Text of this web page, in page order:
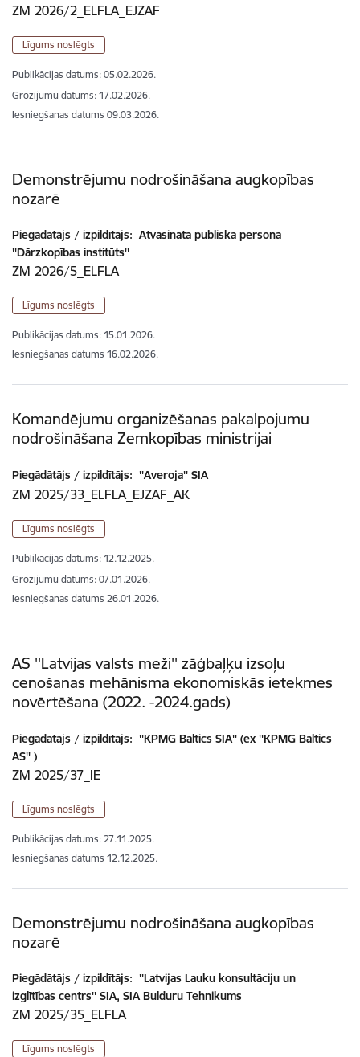
ZM 2026/2_ELFLA_EJZAF
Līgums noslēgts
Publikācijas datums: 05.02.2026.
Grozījumu datums: 17.02.2026.
Iesniegšanas datums 09.03.2026.
Demonstrējumu nodrošināšana augkopības
nozarē
Piegādātājs / izpildītājs: Atvasināta publiska persona
''Dārzkopības institūts''
ZM 2026/5_ELFLA
Līgums noslēgts
Publikācijas datums: 15.01.2026.
Iesniegšanas datums 16.02.2026.
Komandējumu organizēšanas pakalpojumu
nodrošināšana Zemkopības ministrijai
Piegādātājs / izpildītājs: ''Averoja'' SIA
ZM 2025/33_ELFLA_EJZAF_AK
Līgums noslēgts
Publikācijas datums: 12.12.2025.
Grozījumu datums: 07.01.2026.
Iesniegšanas datums 26.01.2026.
AS ''Latvijas valsts meži'' zāģbaļķu izsoļu
cenošanas mehānisma ekonomiskās ietekmes
novērtēšana (2022. -2024.gads)
Piegādātājs / izpildītājs: ''KPMG Baltics SIA'' (ex ''KPMG Baltics
AS'' )
ZM 2025/37_IE
Līgums noslēgts
Publikācijas datums: 27.11.2025.
Iesniegšanas datums 12.12.2025.
Demonstrējumu nodrošināšana augkopības
nozarē
Piegādātājs / izpildītājs: ''Latvijas Lauku konsultāciju un
izglītības centrs'' SIA, SIA Bulduru Tehnikums
ZM 2025/35_ELFLA
Līgums noslēgts